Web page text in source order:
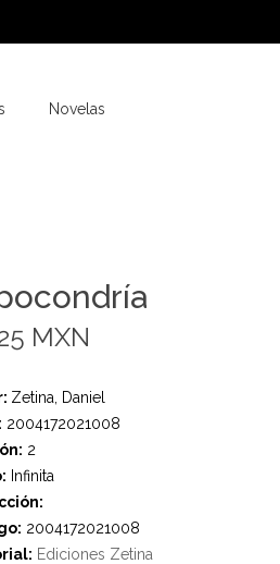
Novelas
MXN
Zetina, Daniel
2004172021008
2
Infinita
2004172021008
Ediciones Zetina